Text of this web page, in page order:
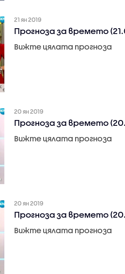
21 ян 2019
Прогноза за времето
Вижте цялата прогноза
20 ян 2019
Прогноза за времето
Вижте цялата прогноза
20 ян 2019
Прогноза за времето
Вижте цялата прогноза